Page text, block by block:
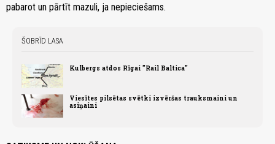
pabarot un pārtīt mazuli, ja nepieciešams.
ŠOBRĪD LASA
Kulbergs atdos Rīgai "Rail Baltica"
Viesītes pilsētas svētki izvēršas trauksmaini un
asiņaini